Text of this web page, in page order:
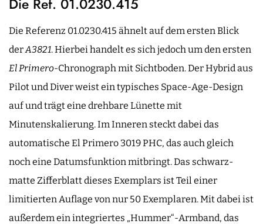
Die Ref. 01.0230.415
Die Referenz 01.0230.415 ähnelt auf dem ersten Blick
derA3821. Hierbei handelt es sich jedoch um den ersten
El Primero-Chronograph mit Sichtboden. Der Hybrid aus
Pilot und Diver weist ein typisches Space-Age-Design
auf und trägt eine drehbare Lünette mit
Minutenskalierung. Im Inneren steckt dabei das
automatische El Primero 3019 PHC, das auch gleich
noch eine Datumsfunktion mitbringt. Das schwarz-
matte Zifferblatt dieses Exemplars ist Teil einer
limitierten Auflage von nur 50 Exemplaren. Mit dabei ist
außerdem ein integriertes „Hummer“-Armband, das